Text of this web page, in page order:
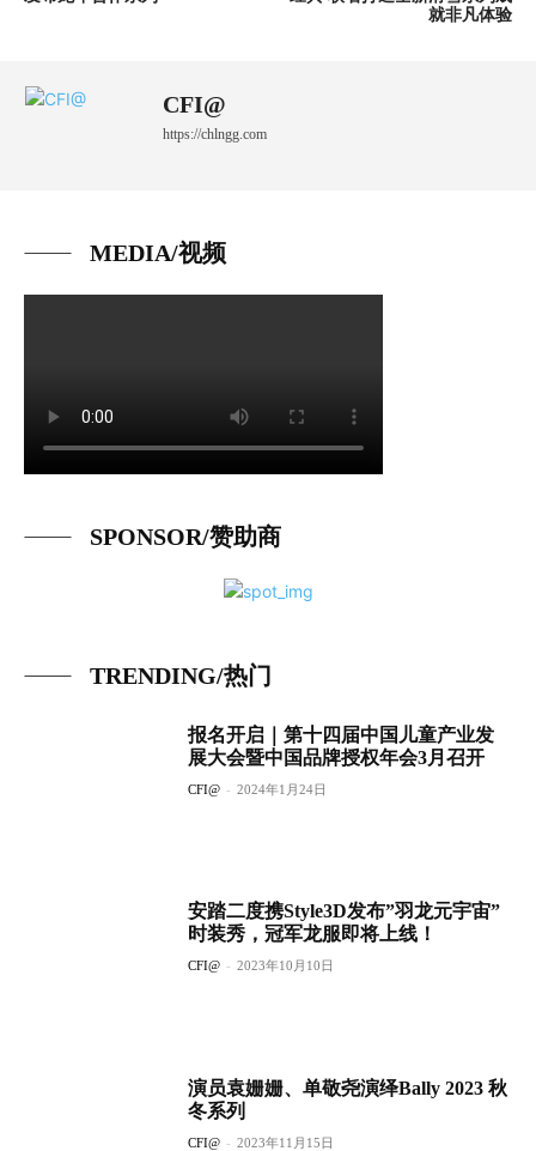
就非凡体验
CFI@
https://chlngg.com
MEDIA/视频
SPONSOR/赞助商
TRENDING/热门
报名开启｜第十四届中国儿童产业发
展大会暨中国品牌授权年会3月召开
CFI@ - 2024年1月24日
安踏二度携Style3D发布”羽龙元宇宙”
时装秀，冠军龙服即将上线！
CFI@ - 2023年10月10日
演员袁姗姗、单敬尧演绎Bally 2023 秋
冬系列
CFI@ - 2023年11月15日